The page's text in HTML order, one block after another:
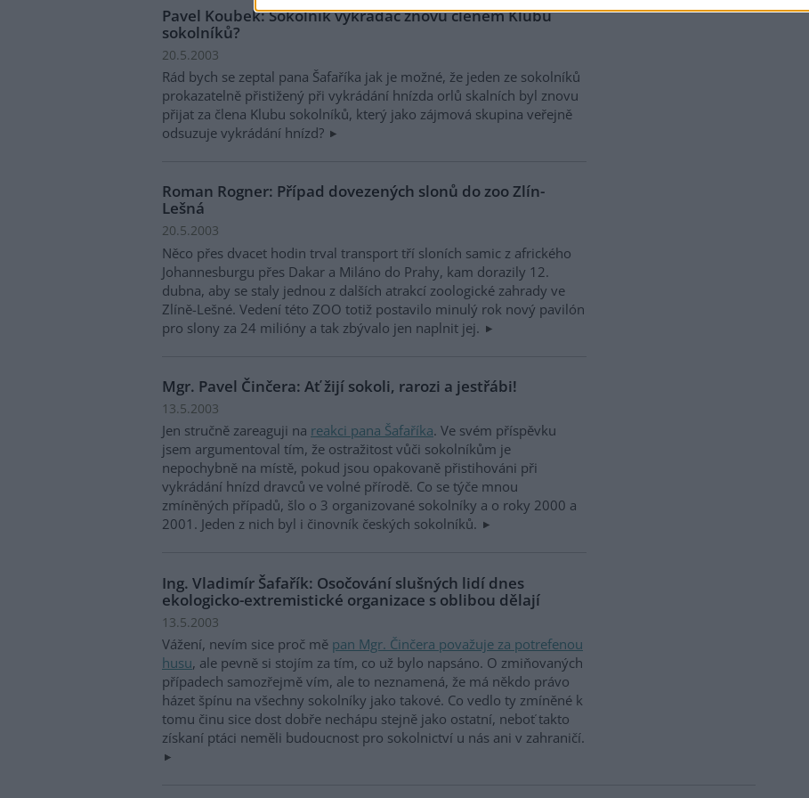
Pavel Koubek: Sokolník vykradač znovu členem Klubu
sokolníků?
20.5.2003
Rád bych se zeptal pana Šafaříka jak je možné, že jeden ze sokolníků
prokazatelně přistižený při vykrádání hnízda orlů skalních byl znovu
přijat za člena Klubu sokolníků, který jako zájmová skupina veřejně
odsuzuje vykrádání hnízd?
Roman Rogner: Případ dovezených slonů do zoo Zlín-
Lešná
20.5.2003
Něco přes dvacet hodin trval transport tří sloních samic z afrického
Johannesburgu přes Dakar a Miláno do Prahy, kam dorazily 12.
dubna, aby se staly jednou z dalších atrakcí zoologické zahrady ve
Zlíně-Lešné. Vedení této ZOO totiž postavilo minulý rok nový pavilón
pro slony za 24 milióny a tak zbývalo jen naplnit jej.
Mgr. Pavel Činčera: Ať žijí sokoli, rarozi a jestřábi!
13.5.2003
Jen stručně zareaguji na reakci pana Šafaříka. Ve svém příspěvku
jsem argumentoval tím, že ostražitost vůči sokolníkům je
nepochybně na místě, pokud jsou opakovaně přistihováni při
vykrádání hnízd dravců ve volné přírodě. Co se týče mnou
zmíněných případů, šlo o 3 organizované sokolníky a o roky 2000 a
2001. Jeden z nich byl i činovník českých sokolníků.
Ing. Vladimír Šafařík: Osočování slušných lidí dnes
ekologicko-extremistické organizace s oblibou dělají
13.5.2003
Vážení, nevím sice proč mě pan Mgr. Činčera považuje za potrefenou
husu, ale pevně si stojím za tím, co už bylo napsáno. O zmiňovaných
případech samozřejmě vím, ale to neznamená, že má někdo právo
házet špínu na všechny sokolníky jako takové. Co vedlo ty zmíněné k
tomu činu sice dost dobře nechápu stejně jako ostatní, neboť takto
získaní ptáci neměli budoucnost pro sokolnictví u nás ani v zahraničí.